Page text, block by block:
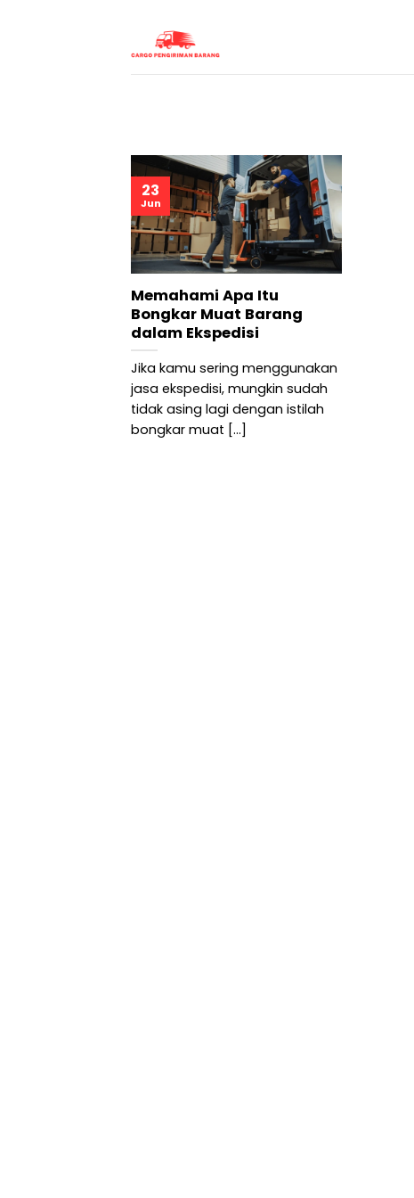
Memahami Apa Itu
Bongkar Muat Barang
dalam Ekspedisi
Jika kamu sering menggunakan
jasa ekspedisi, mungkin sudah
tidak asing lagi dengan istilah
bongkar muat [...]
23
Jun